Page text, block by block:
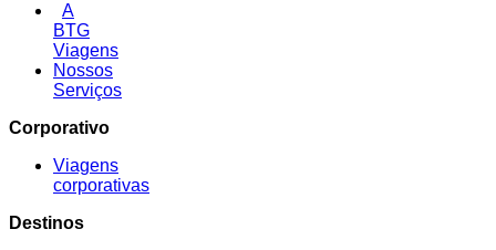
A
BTG
Viagens
Nossos
Serviços
Corporativo
Viagens
corporativas
Destinos